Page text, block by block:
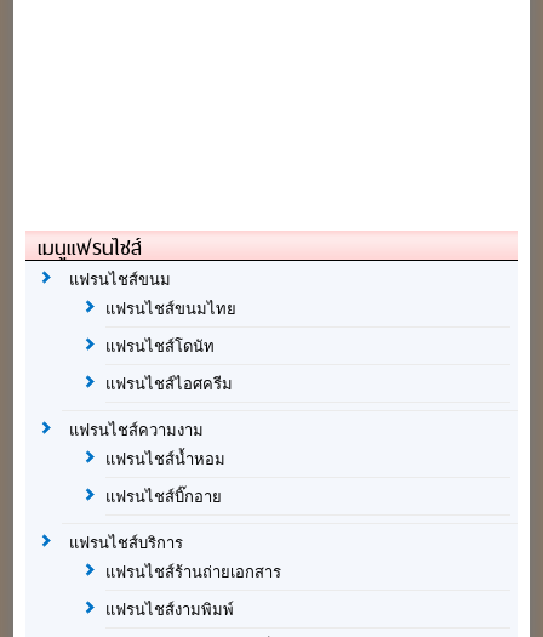
เมนูแฟรนไชส์
แฟรนไชส์ขนม
แฟรนไชส์ขนมไทย
แฟรนไชส์โดนัท
แฟรนไชส์ไอศครีม
แฟรนไชส์ความงาม
แฟรนไชส์น้ำหอม
แฟรนไชส์บิ๊กอาย
แฟรนไชส์บริการ
แฟรนไชส์ร้านถ่ายเอกสาร
แฟรนไชส์งามพิมพ์